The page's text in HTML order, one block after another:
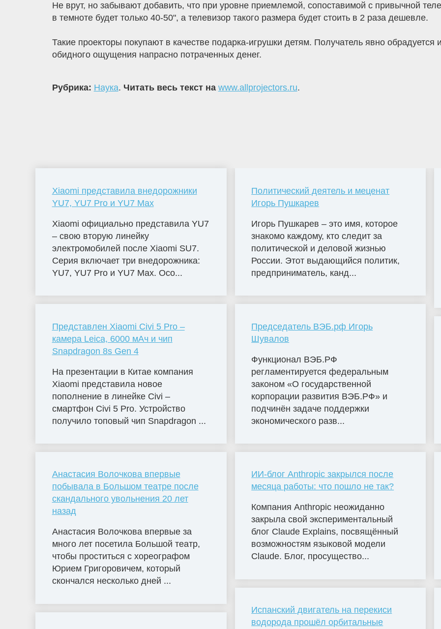
Не врут, но забывают добавить, что при уровне приемлемой, сопоставимой с привычной
в темноте будет только 40-50", а телевизор такого размера будет стоить в 2 раза дешевле.
Такие проекторы покупают в качестве подарка-игрушки детям. Получатель явно обрадуется
обидного ощущения напрасно потраченных денег.
Рубрика: Наука. Читать весь текст на www.allprojectors.ru.
Xiaomi представила внедорожники
YU7, YU7 Pro и YU7 Max
Xiaomi официально представила YU7
– свою вторую линейку
электромобилей после Xiaomi SU7.
Серия включает три внедорожника:
YU7, YU7 Pro и YU7 Max. Осо...
Представлен Xiaomi Civi 5 Pro –
камера Leica, 6000 мАч и чип
Snapdragon 8s Gen 4
На презентации в Китае компания
Xiaomi представила новое
пополнение в линейке Civi –
смартфон Civi 5 Pro. Устройство
получило топовый чип Snapdragon ...
Анастасия Волочкова впервые
побывала в Большом театре после
скандального увольнения 20 лет
назад
Анастасия Волочкова впервые за
много лет посетила Большой театр,
чтобы проститься с хореографом
Юрием Григоровичем, который
скончался несколько дней ...
Политический деятель и меценат
Игорь Пушкарев
Игорь Пушкарев – это имя, которое
знакомо каждому, кто следит за
политической и деловой жизнью
России. Этот выдающийся политик,
предприниматель, канд...
Председатель ВЭБ.рф Игорь
Шувалов
Функционал ВЭБ.РФ
регламентируется федеральным
законом «О государственной
корпорации развития ВЭБ.РФ» и
подчинён задаче поддержки
экономического разв...
ИИ-блог Anthropic закрылся после
месяца работы: что пошло не так?
Компания Anthropic неожиданно
закрыла свой экспериментальный
блог Claude Explains, посвящённый
возможностям языковой модели
Claude. Блог, просущество...
Испанский двигатель на перекиси
водорода прошёл орбитальные